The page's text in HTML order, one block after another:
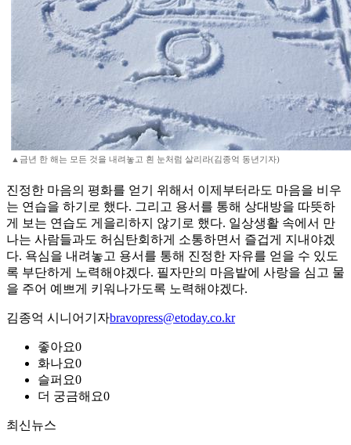
▲금년 한 해는 모든 것을 내려놓고 흰 눈처럼 살리라(김종억 동년기자)
진정한 마음의 평화를 얻기 위해서 이제부터라도 마음을 비우
는 연습을 하기로 했다. 그리고 용서를 통해 상대방을 따뜻하
게 보는 연습도 게을리하지 않기로 했다. 일상생활 속에서 만
나는 사람들과도 허심탄회하게 소통하면서 즐겁게 지내야겠
다. 욕심을 내려놓고 용서를 통해 진정한 자유를 얻을 수 있도
록 부단하게 노력해야겠다. 필자만의 마음밭에 사랑을 심고 물
을 주어 예쁘게 키워나가도록 노력해야겠다.
김종억 시니어기자bravopress@etoday.co.kr
좋아요0
화나요0
슬퍼요0
더 궁금해요0
최신뉴스